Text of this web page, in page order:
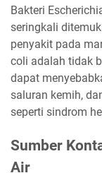
Bakteri
seringkali
penyakit pada
coli adalah tidak
dapat
saluran kemih,
seperti sindrom
Sumber
Air